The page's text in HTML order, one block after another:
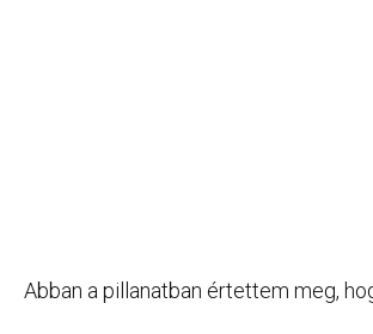
Abban a pillanatban értettem meg,